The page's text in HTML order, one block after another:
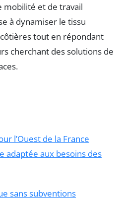
mobilité et de travail
à dynamiser le tissu
tout en répondant
cherchant des solutions de
l’Ouest de la France
adaptée aux besoins des
sans subventions